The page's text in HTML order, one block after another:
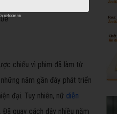
chiếu vì phim đã làm từ
năm gần đây phát triển
đại. Tuy nhiên, nữ diễn
quay cách đây nhiều năm
netcore.vn